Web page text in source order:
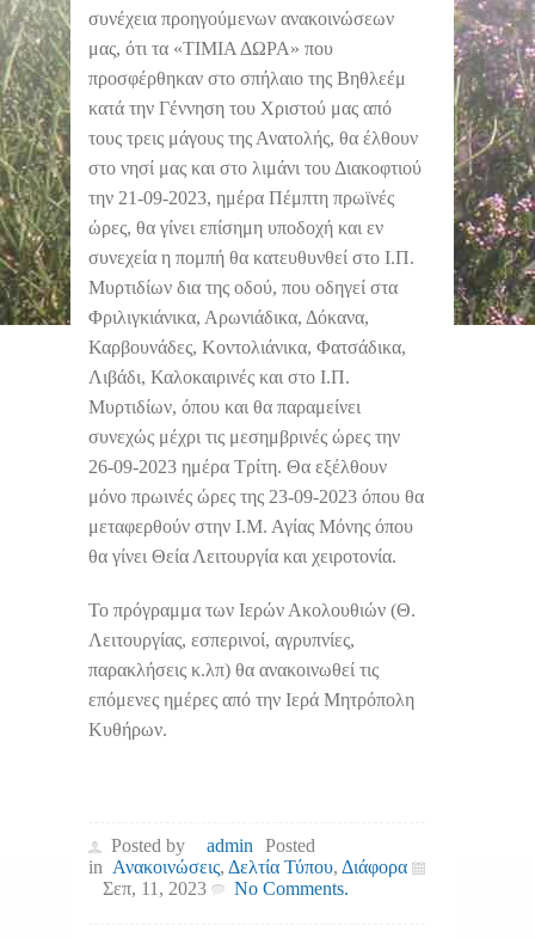
συνέχεια προηγούμενων ανακοινώσεων
μας, ότι τα «ΤΙΜΙΑ ΔΩΡΑ» που
προσφέρθηκαν στο σπήλαιο της Βηθλεέμ
κατά την Γέννηση του Χριστού μας από
τους τρεις μάγους της Ανατολής, θα έλθουν
στο νησί μας και στο λιμάνι του Διακοφτιού
την 21-09-2023, ημέρα Πέμπτη πρωϊνές
ώρες, θα γίνει επίσημη υποδοχή και εν
συνεχεία η πομπή θα κατευθυνθεί στο Ι.Π.
Μυρτιδίων δια της οδού, που οδηγεί στα
Φριλιγκιάνικα, Αρωνιάδικα, Δόκανα,
Καρβουνάδες, Κοντολιάνικα, Φατσάδικα,
Λιβάδι, Καλοκαιρινές και στο Ι.Π.
Μυρτιδίων, όπου και θα παραμείνει
συνεχώς μέχρι τις μεσημβρινές ώρες την
26-09-2023 ημέρα Τρίτη. Θα εξέλθουν
μόνο πρωινές ώρες της 23-09-2023 όπου θα
μεταφερθούν στην Ι.Μ. Αγίας Μόνης όπου
θα γίνει Θεία Λειτουργία και χειροτονία.
Το πρόγραμμα των Ιερών Ακολουθιών (Θ.
Λειτουργίας, εσπερινοί, αγρυπνίες,
παρακλήσεις κ.λπ) θα ανακοινωθεί τις
επόμενες ημέρες από την Ιερά Μητρόπολη
Κυθήρων.
Posted by admin
Posted
in Ανακοινώσεις, Δελτία Τύπου, Διάφορα
Σεπ, 11, 2023
No Comments.